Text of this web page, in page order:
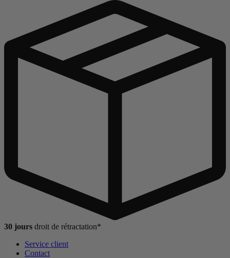
30 jours droit de rétractation*
Service client
Contact